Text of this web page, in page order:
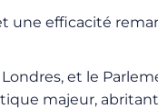
une efficacité
et le
majeur,